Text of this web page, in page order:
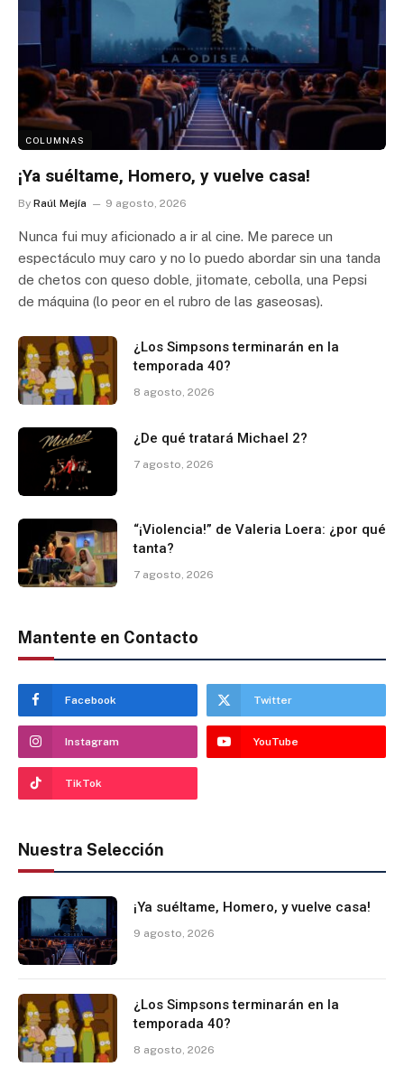
COLUMNAS
¡Ya suéltame, Homero, y vuelve casa!
By Raúl Mejía 9 agosto, 2026
Nunca fui muy aficionado a ir al cine. Me parece un
espectáculo muy caro y no lo puedo abordar sin una tanda
de chetos con queso doble, jitomate, cebolla, una Pepsi
de máquina (lo peor en el rubro de las gaseosas).
¿Los Simpsons terminarán en la
temporada 40?
8 agosto, 2026
¿De qué tratará Michael 2?
7 agosto, 2026
“¡Violencia!” de Valeria Loera: ¿por qué
tanta?
7 agosto, 2026
Mantente en Contacto
Facebook Twitter
Instagram YouTube
TikTok
Nuestra Selección
¡Ya suéltame, Homero, y vuelve casa!
9 agosto, 2026
¿Los Simpsons terminarán en la
temporada 40?
8 agosto, 2026